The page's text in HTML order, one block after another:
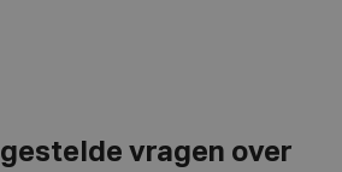
vragen over